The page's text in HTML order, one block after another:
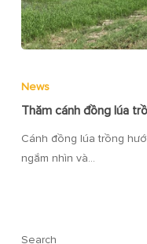
News
Thăm cánh đồng lúa
Cánh đồng lúa trồng
ngắm nhìn và…
Search